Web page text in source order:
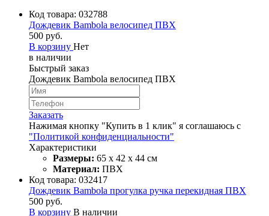
Код товара: 032788
Дождевик Bambola велосипед ПВХ
500 руб.
В корзину Нет
в наличии
Быстрый заказ
Дождевик Bambola велосипед ПВХ
Заказать
Нажимая кнопку "Купить в 1 клик" я соглашаюсь с
"Политикой конфиденциальности"
Характеристики
Размеры: 65 х 42 х 44 см
Материал: ПВХ
Код товара: 032417
Дождевик Bambola прогулка ручка перекидная ПВХ
500 руб.
В корзину В наличии